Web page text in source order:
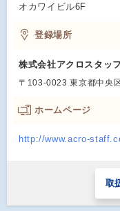
オカワイビル6F
登録場所
株式会社アクロスタッフ
〒103-0023 東京都中央
ホームページ
http://www.acro-
取